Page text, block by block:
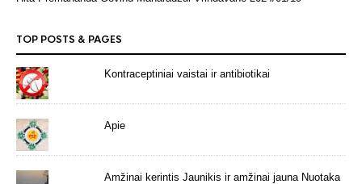
TOP POSTS & PAGES
Kontraceptiniai vaistai ir antibiotikai
Apie
Amžinai kerintis Jaunikis ir amžinai jauna Nuotaka